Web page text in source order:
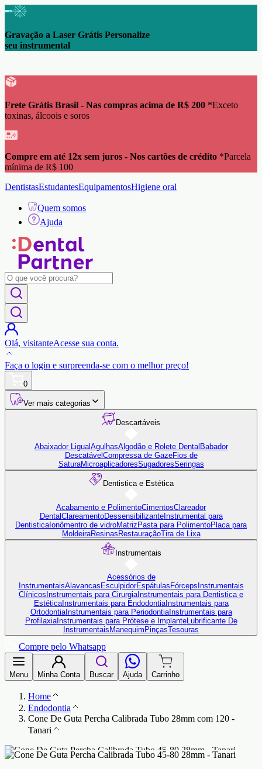
Gravação a Laser Grátis Personalize
seu instrumental
Frete Grátis Brasil - Nas compras acima de R$ 200 *Exceto
toxinas, álcoois e soros
Compre em até 12x sem juros - Nos cartões de crédito *Parcela
mínima de R$ 100
DentistasEstudantesEquipamentosHigiene oral
Quem somos
Ajuda
Olá, visitanteAcesse sua conta.
Faça o login e surpreenda-se com o melhor preço!
0
Ver mais categorias
Descartáveis
Abaixador Ligual AgulhasAlgodão e Rolete Dental Babador
Descatável Compressa de GazeFios de
SaturaMicroaplicadoresSugadoresSeringas
Dentistica e Estética
Acabamento e PolimentoCimentosClareador
Dental ClareamentoDessensibilizanteInstrumental para
Dentistica Ionômentro de vidroMatriz Pasta para PolimentoPlaca para
MoldeiraResinas RestauraçãoTira de Lixa
Instrumentais
Acessórios de
InstrumentaisAlavancas EsculpidorEspátulas Fórceps Instrumentais
Clínicos Instrumentais para Cirurgia Instrumentais para Dentistica e
EstéticaInstrumentais para EndodontiaInstrumentais para
OrtodontiaInstrumentais para PeriodontiaInstrumentais para
ProfilaxiaInstrumentais para Prótese e ImplanteLubrificante De
Instrumentais Manequim PinçasTesouras
Compre pelo Whatsapp
Menu Minha Conta Buscar Ajuda Carrinho
Home
Endodontia
Cone De Guta Percha Calibrada Tubo 28mm com 120 -
Tanari